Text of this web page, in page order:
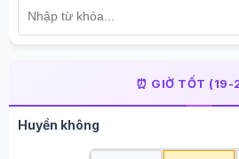
⏰ GIỜ TỐT (19-
Huyền không